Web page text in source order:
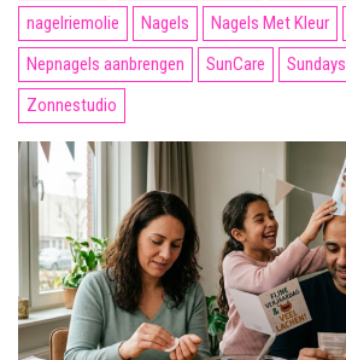
nagelriemolie
Nagels Nagels Met Kleur
Nepnagels aanbrengen
SunCare Sundays
Zonnestudio